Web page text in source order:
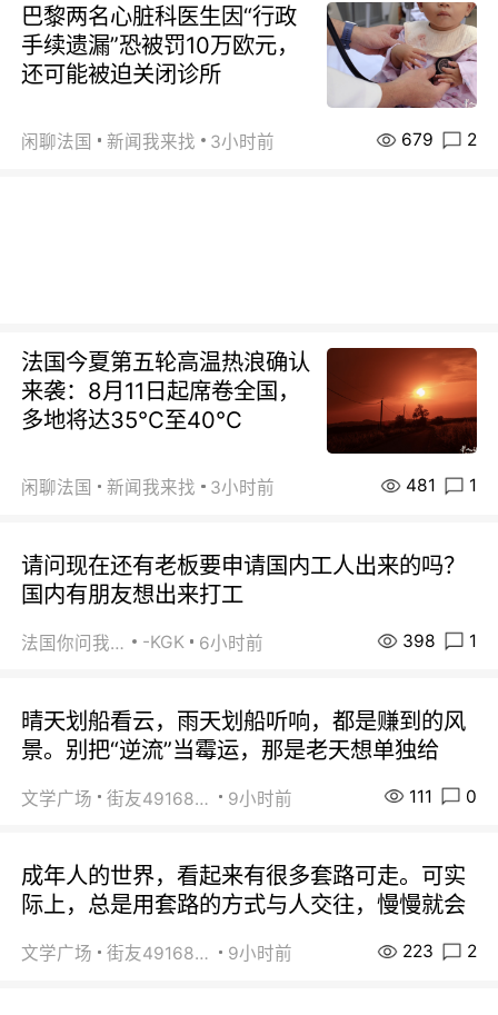
巴黎两名心脏科医生因“行政
手续遗漏”恐被罚10万欧元，
还可能被迫关闭诊所
闲聊法国 新闻我来找 3小时前 679 2
法国今夏第五轮高温热浪确认
来袭：8月11日起席卷全国，
多地将达35℃至40℃
闲聊法国 新闻我来找 3小时前 481 1
请问现在还有老板要申请国内工人出来的吗？
国内有朋友想出来打工
法国你问我答 -KGK 6小时前 398 1
晴天划船看云，雨天划船听响，都是赚到的风
景。别把“逆流”当霉运，那是老天想单独给
文学广场 街友49168527 9小时前 111 0
成年人的世界，看起来有很多套路可走。可实
际上，总是用套路的方式与人交往，慢慢就会
文学广场 街友49168527 9小时前 223 2